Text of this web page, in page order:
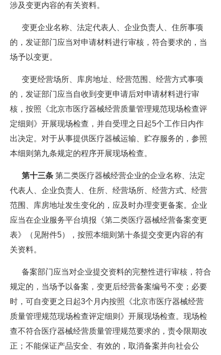
涉及变更内容的有关资料。
变更企业名称、法定代表人、企业负责人、住所事项
的，发证部门应当对申请材料进行审核，符合要求的，当
场予以变更。
变更经营场所、库房地址、经营范围、经营方式事项
的，发证部门应当自收到变更申请后对申请材料进行审
核，按照《北京市医疗器械经营质量管理规范现场检查评
定细则》开展现场检查，并自受理之日起5个工作日内作
出决定。对于从事提供医疗器械运输、贮存服务的，参照
本细则第九条规定的程序开展现场检查。
第十三条 第二类医疗器械经营企业的企业名称、法定
代表人、企业负责人、住所、经营场所、经营方式、经营
范围、库房地址发生变化的，应及时办理变更备案。企业
应当在企业服务平台填报《第二类医疗器械经营备案变更
表》（见附件5），按照本细则第十条提交变更内容的有
关资料。
备案部门应当对企业提交资料的完整性进行审核，符合
规定的，当场予以备案，变更后经营备案编号不变；必要
时，可自变更之日起3个月内按照《北京市医疗器械经营
质量管理规范现场检查评定细则》开展现场检查。现场检
查不符合医疗器械经营质量管理规范要求的，责令限期改
正；不能保证产品安全、有效的，取消备案并向社会公